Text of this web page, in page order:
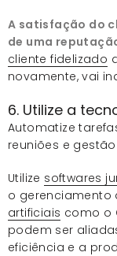
A satisfação do
de uma
cliente fidelizado
novamente, vai
6. Utilize a
Automatize
reuniões e
Utilize softwares
o gerenciamento
artificiais como o
podem ser
eficiência e a